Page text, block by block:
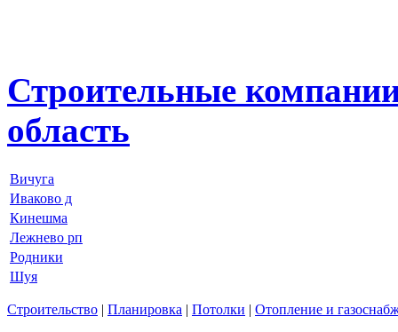
Строительные
область
Вичуга
Иваково д
Кинешма
Лежнево рп
Родники
Шуя
Строительство | Планировка | Потолки | Отопление и